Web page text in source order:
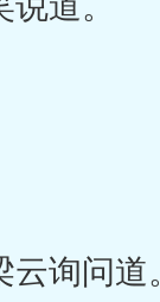
询问道。